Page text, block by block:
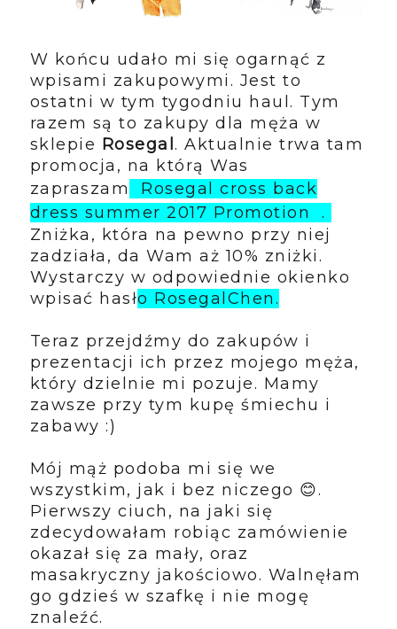
W końcu udało mi się ogarnąć z
wpisami zakupowymi. Jest to
ostatni w tym tygodniu haul. Tym
razem są to zakupy dla męża w
sklepie Rosegal. Aktualnie trwa tam
promocja, na którą Was
zapraszam
Rosegal cross back
dress summer 2017 Promotion
.
Zniżka, która na pewno przy niej
zadziała, da Wam aż 10% zniżki.
Wystarczy w odpowiednie okienko
wpisać hasło RosegalChen.
Teraz przejdźmy do zakupów i
prezentacji ich przez mojego męża,
który dzielnie mi pozuje. Mamy
zawsze przy tym kupę śmiechu i
zabawy :)
Mój mąż podoba mi się we
wszystkim, jak i bez niczego 😊.
Pierwszy ciuch, na jaki się
zdecydowałam robiąc zamówienie
okazał się za mały, oraz
masakryczny jakościowo. Walnęłam
go gdzieś w szafkę i nie mogę
znaleźć.